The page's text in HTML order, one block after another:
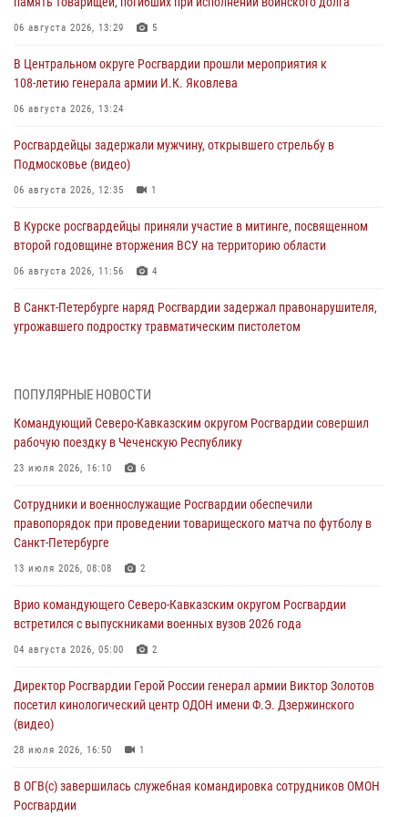
06 августа 2026, 13:29 5
В Центральном округе Росгвардии прошли мероприятия к
108‑летию генерала армии И.К. Яковлева
06 августа 2026, 13:24
Росгвардейцы задержали мужчину, открывшего стрельбу в
Подмосковье (видео)
06 августа 2026, 12:35 1
В Курске росгвардейцы приняли участие в митинге, посвященном
второй годовщине вторжения ВСУ на территорию области
06 августа 2026, 11:56 4
В Санкт-Петербурге наряд Росгвардии задержал правонарушителя,
угрожавшего подростку травматическим пистолетом
В Зауралье при содействии СОБР Росгвардии ликвидирована
06 августа 2026, 11:27
В Москве росгвардейцы задержали троих мужчин, устроивших
06 августа 2026, 11:20
Взрывотехники Росгвардии на Ставрополье обезвредили снаряд
времен Великой Отечественной войны
Подвиги героев‑росгвардейцев увековечили в новой музейной
экспозиции белгородского музея‑диорамы «Курская битва.
06 августа 2026, 10:30
ПОПУЛЯРНЫЕ НОВОСТИ
Командующий Северо-Кавказским округом Росгвардии совершил
рабочую поездку в Чеченскую Республику
23 июля 2026, 16:10 6
Сотрудники и военнослужащие Росгвардии обеспечили
правопорядок при проведении товарищеского матча по футболу в
Санкт-Петербурге
13 июля 2026, 08:08 2
Врио командующего Северо-Кавказским округом Росгвардии
встретился с выпускниками военных вузов 2026 года
04 августа 2026, 05:00 2
Директор Росгвардии Герой России генерал армии Виктор Золотов
посетил кинологический центр ОДОН имени Ф.Э. Дзержинского
(видео)
28 июля 2026, 16:50 1
В ОГВ(с) завершилась служебная командировка сотрудников ОМОН
Росгвардии